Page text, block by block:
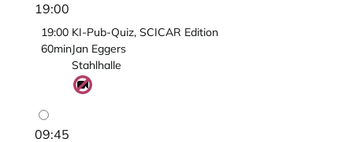
19:00
19:00
60min
KI-Pub-Quiz, SCICAR Edition
Jan Eggers
Stahlhalle
09:45